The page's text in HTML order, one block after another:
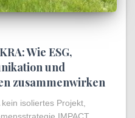
Wie ESG,
und
zusammenwirken
isoliertes Projekt,
IMPACT